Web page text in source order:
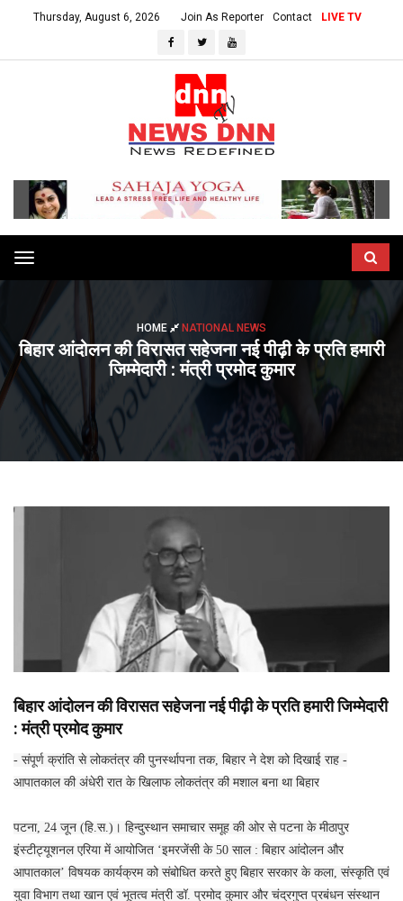
Thursday, August 6, 2026 Join As Reporter Contact LIVE TV
Toggle
navigation
HOME NATIONAL NEWS
बिहार आंदोलन की विरासत सहेजना नई पीढ़ी के प्रति हमारी
जिम्मेदारी : मंत्री प्रमोद कुमार
बिहार आंदोलन की विरासत सहेजना नई पीढ़ी के प्रति हमारी जिम्मेदारी
: मंत्री प्रमोद कुमार
- संपूर्ण क्रांति से लोकतंत्र की पुनर्स्थापना तक, बिहार ने देश को दिखाई राह -
आपातकाल की अंधेरी रात के खिलाफ लोकतंत्र की मशाल बना था बिहार
पटना, 24 जून (हि.स.)। हिन्दुस्थान समाचार समूह की ओर से पटना के मीठापुर
इंस्टीट्यूशनल एरिया में आयोजित ‘इमरजेंसी के 50 साल : बिहार आंदोलन और
आपातकाल’ विषयक कार्यक्रम को संबोधित करते हुए बिहार सरकार के कला, संस्कृति एवं
युवा विभाग तथा खान एवं भूतत्व मंत्री डॉ. प्रमोद कुमार और चंद्रगुप्त प्रबंधन संस्थान